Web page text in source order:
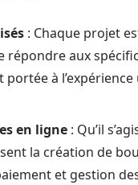
: Chaque projet
répondre aux
à
en ligne : Qu’il
la création de
et gestion